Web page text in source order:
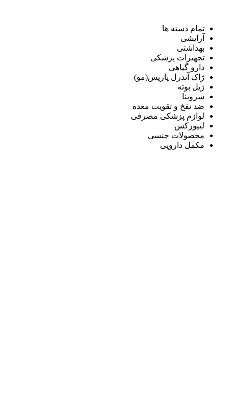
تمام دسته ها
آرایشی
بهداشتی
تجهیزات پزشکی
دارو گیاهی
ژاک آندرل پاریس(مو)
ژیل بوته
سروینا
ضد نفخ و تقویت معده
لوازم پزشکی مصرفی
لیپورکس
محصولات جنسی
مکمل دارویی